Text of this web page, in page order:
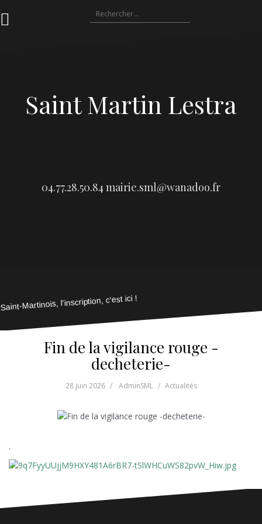
au
Rechercher :
Saint Martin Lestra
04.77.28.50.84 mairie.sml@wanadoo.fr
Saint-Martinois, l'inscription, c'est ici !
Fin de la vigilance rouge -
decheterie-
28 juin 2026 AdminSML Actualités
.